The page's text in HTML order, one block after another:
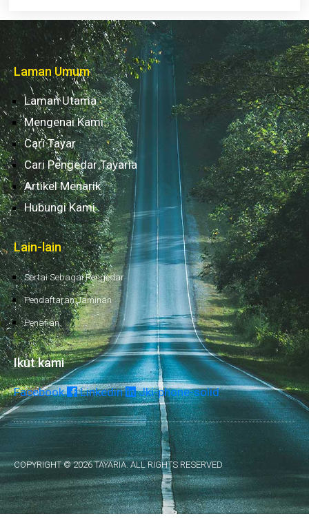
Laman Umum
Laman Utama
Mengenai Kami
Cari Tayar
Cari Pengedar Tayaria
Artikel Menarik
Hubungi Kami
Lain-lain
Sertai Sebagai Pengedar
Pendaftaran Jaminan
Penafian
Ikut kami
Facebook Linkedin Jki-phone-solid
COPYRIGHT © 2026 TAYARIA. ALL RIGHTS RESERVED